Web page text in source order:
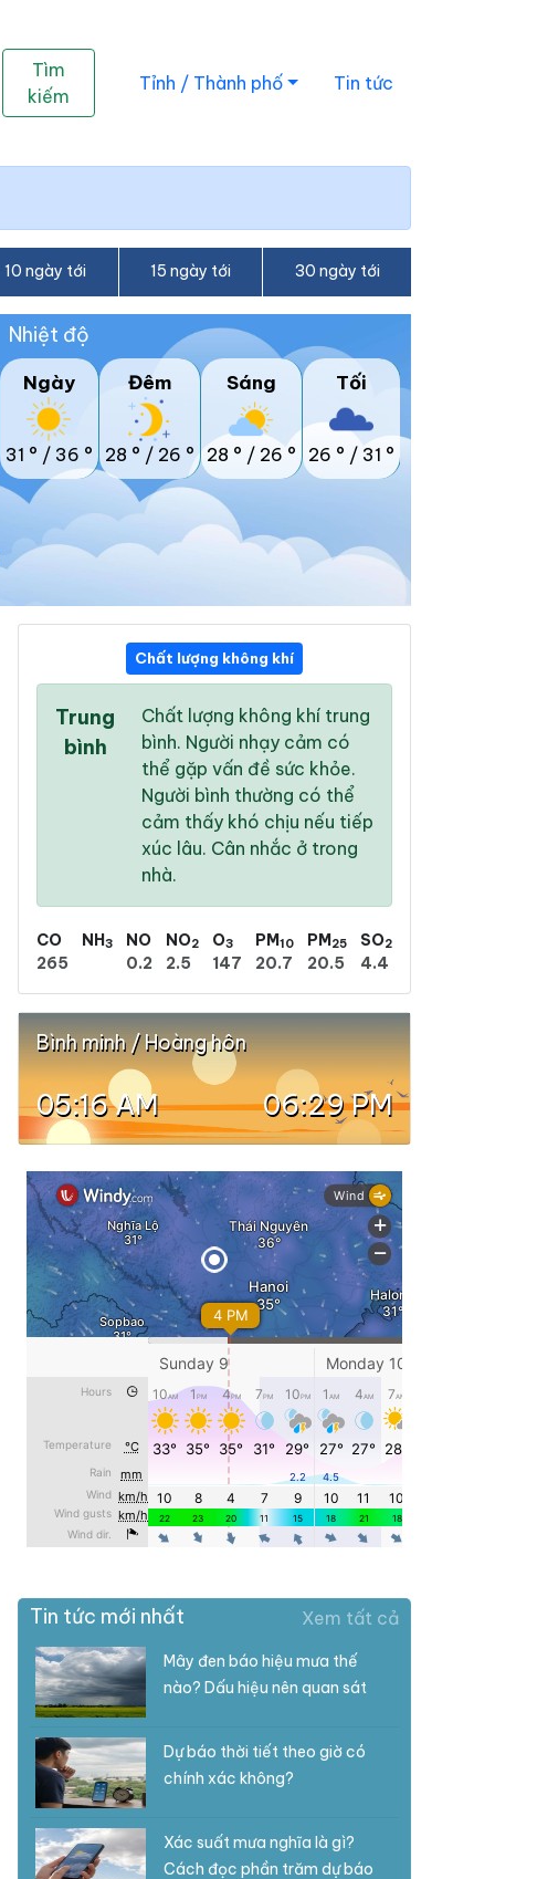
Tìm
kiếm
Tỉnh / Thành phố Tin tức
10 ngày tới 15 ngày tới 30 ngày tới
Nhiệt độ
Ngày
31 ° / 36 °
Đêm
28 ° / 26 °
Sáng
28 ° / 26 °
Tối
26 ° / 31 °
30 °/ 37 °
29 °
36 °
Chất lượng không khí
Trung
bình
Chất lượng không khí trung
bình. Người nhạy cảm có
thể gặp vấn đề sức khỏe.
Người bình thường có thể
cảm thấy khó chịu nếu tiếp
xúc lâu. Cân nhắc ở trong
nhà.
CO
265
NH3
NO
0.2
NO2
2.5
O3
147
PM10
20.7
PM25
20.5
SO2
4.4
Bình minh / Hoàng hôn
05:16 AM 06:29 PM
Tin tức mới nhất Xem tất cả
Mây đen báo hiệu mưa thế
nào? Dấu hiệu nên quan sát
Dự báo thời tiết theo giờ có
chính xác không?
Xác suất mưa nghĩa là gì?
Cách đọc phần trăm dự báo